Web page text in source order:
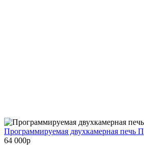
Программируемая двухкамерная печь
64 000p